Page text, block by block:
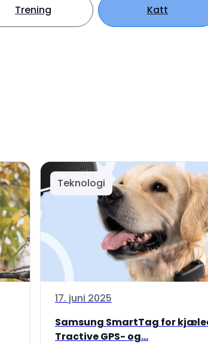
Trening Katt
Teknologi
17. juni 2025
Samsung SmartTag for
Tractive GPS- og...